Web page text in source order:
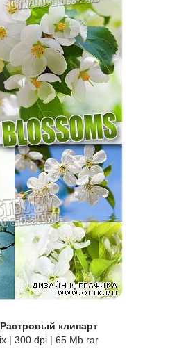
клипарт
| 300 dpi | 65 Mb rar